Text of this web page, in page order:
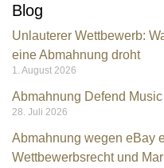
Blog
Unlauterer Wettbewerb:
eine Abmahnung droht
1. August 2026
Abmahnung Defend
28. Juli 2026
Abmahnung wegen eBay
Wettbewerbsrecht und